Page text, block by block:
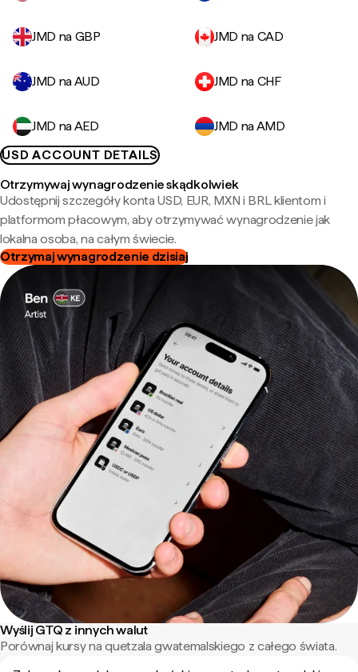
JMD na GBP JMD na CAD
JMD na AUD JMD na CHF
JMD na AED
JMD na AMD
USD ACCOUNT DETAILS
Otrzymywaj wynagrodzenie skądkolwiek
Udostępnij szczegóły konta USD, EUR, MXN i BRL klientom i
platformom płacowym, aby otrzymywać wynagrodzenie jak
lokalna osoba, na całym świecie.
Otrzymaj wynagrodzenie dzisiaj
Wyślij GTQ z innych walut
Porównaj kursy na quetzala gwatemalskiego z całego świata.